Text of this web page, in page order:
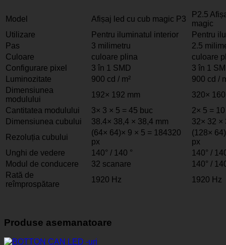
Model Afișaj led cu cub magic P3
P2.5
magic
Utilizare
Pentru iluminatul interior
Pentru
Pas
3 milimetru
2.5
Culoare
culoare plina
culoare
Configurare pixel
3 în 1 SMD
3 în 1
Luminozitate
900 cd / m²
900 cd /
Dimensiunea
modulului
192× 192 mm
320×
Cantitatea modulului
3× 3 × 5 = 45 buc
2× 5 =
Dimensiunea cubului
38.4× 38,4 × 38,4 mm
32× 32 ×
Rezoluția cubului
(64× 64)× 9 × 5 = 184320
px
(128×
px
Unghi de vedere
140° / 140 °
140° /
Modul de conducere
32 scanare
140° /
Rată de
reîmprospătare
1920 Hz 1920 Hz
Produse asemanatoare